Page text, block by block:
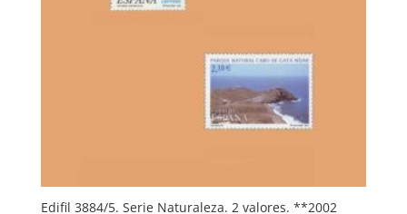
Edifil 3884/5. Serie Naturaleza. 2 valores. **2002